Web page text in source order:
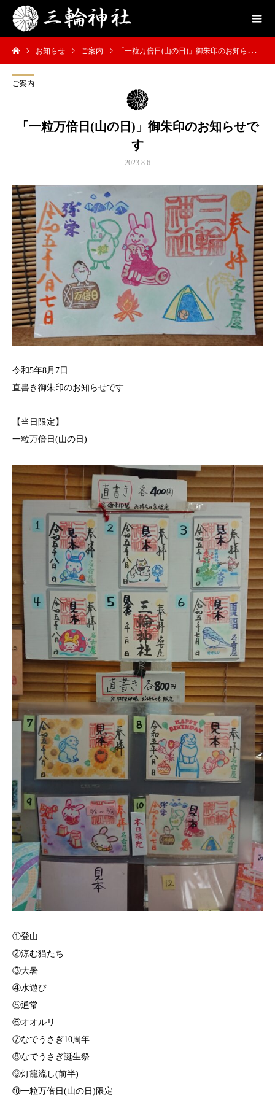
お知らせ ご案内 「一粒万倍日(山の日)」御朱印のお知らせです
ご案内
「一粒万倍日(山の日)」御朱印のお知らせで
す
2023.8.6
令和5年8月7日
直書き御朱印のお知らせです
【当日限定】
一粒万倍日(山の日)
①登山
②涼む猫たち
③大暑
④水遊び
⑤通常
⑥オオルリ
⑦なでうさぎ10周年
⑧なでうさぎ誕生祭
⑨灯籠流し(前半)
⑩一粒万倍日(山の日)限定